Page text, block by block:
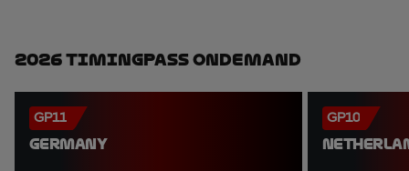
2026 TimingPass OnDemand
GP11
GERMANY
GP10